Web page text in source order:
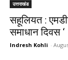
उत्तराखंड
सहूलियत :
समाधान दिवस ‘
Indresh Kohli -